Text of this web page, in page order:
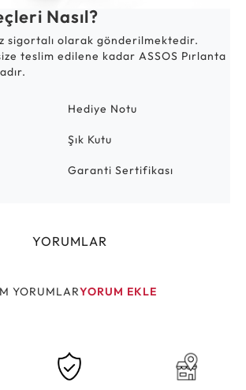
Nasıl?
sigortalı olarak gönderilmektedir.
teslim edilene kadar ASSOS Pırlanta
Hediye Notu
Şık Kutu
Garanti Sertifikası
YORUMLAR
YORUMLARYORUM EKLE